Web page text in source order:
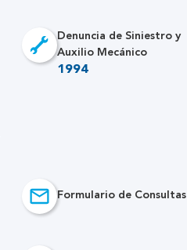
Denuncia de Siniestro y
Auxilio Mecánico
1994
Formulario de Consultas